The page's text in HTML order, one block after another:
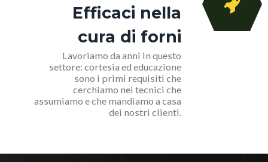
Efficaci nella
cura di forni
Lavoriamo da anni in questo
settore: cortesia ed educazione
sono i primi requisiti che
cerchiamo nei tecnici che
assumiamo e che mandiamo a casa
dei nostri clienti.